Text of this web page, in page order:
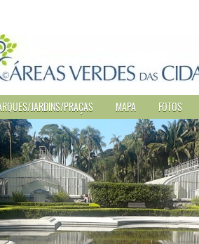
JARDINS/PRAÇAS MAPA FOTOS